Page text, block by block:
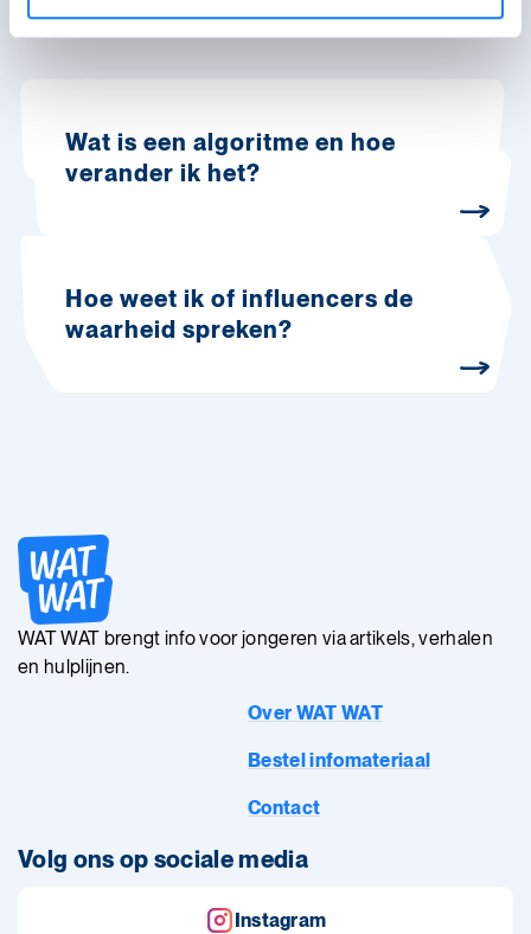
Meer info en verhalen
Wat is een algoritme en hoe
verander ik het?
Hoe weet ik of influencers de
waarheid spreken?
WAT WAT brengt info voor jongeren via artikels, verhalen
en hulplijnen.
Over WAT WAT
Bestel infomateriaal
Contact
Volg ons op sociale media
Instagram